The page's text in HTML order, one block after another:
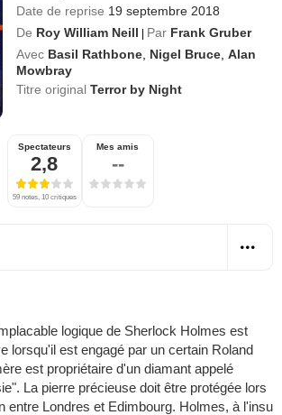
Date de reprise 19 septembre 2018
De Roy William Neill | Par Frank Gruber
Avec Basil Rathbone Nigel Bruce ,Alan
Mowbray
Titre originalTerror by Night
Spectateurs
2,8
59 notes, 10 critiques
Mes amis
--
logique de Sherlock Holmes est
lorsqu'il est engagé par un certain Roland
est propriétaire d'un diamant appelé
La pierre précieuse doit être protégée lors
entre Londres et Edimbourg. Holmes, à l'insu